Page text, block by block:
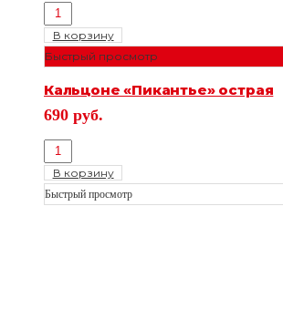
В корзину
Быстрый просмотр
Кальцоне «Пикантье» острая
690 руб.
В корзину
Быстрый просмотр